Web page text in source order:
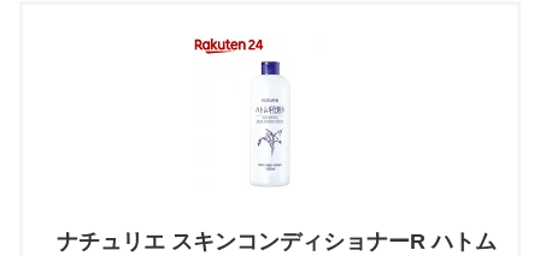
ナチュリエ スキンコンディショナーR ハトム